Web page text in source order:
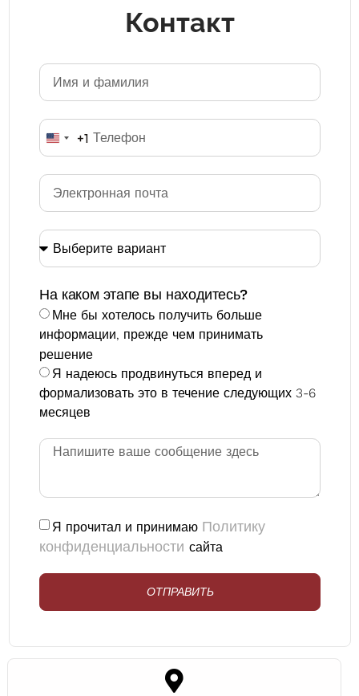
Контакт
United States +1
+1
На каком этапе вы находитесь?
Мне бы хотелось получить больше
информации, прежде чем принимать
решение
Я надеюсь продвинуться вперед и
формализовать это в течение следующих 3-6
месяцев
Я прочитал и принимаю Политику
конфиденциальностисайта
ОТПРАВИТЬ